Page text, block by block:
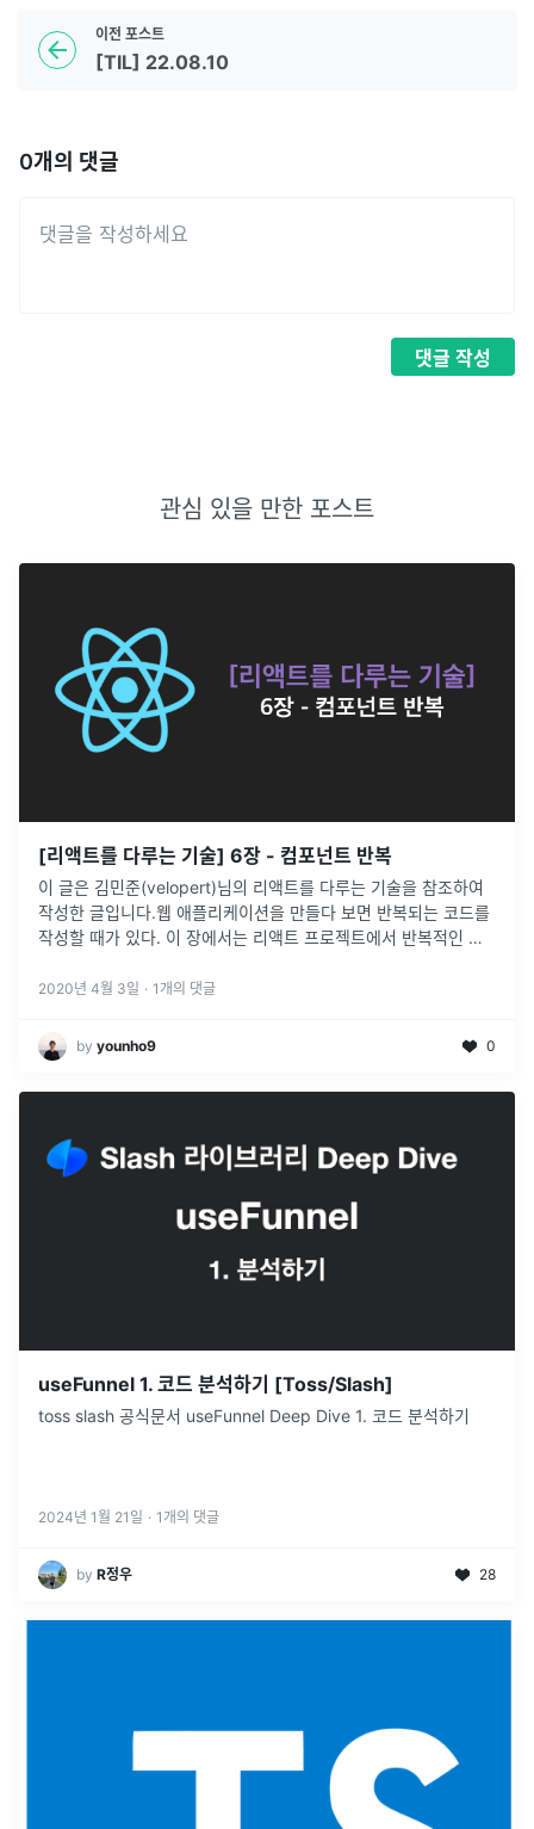
이전 포스트
[TIL] 22.08.10
0개의 댓글
댓글 작성
관심 있을 만한 포스트
[리액트를 다루는 기술] 6장 - 컴포넌트 반복
이 글은 김민준(velopert)님의 리액트를 다루는 기술을 참조하여
작성한 글입니다.웹 애플리케이션을 만들다 보면 반복되는 코드를
작성할 때가 있다. 이 장에서는 리액트 프로젝트에서 반복적인 애
트 배열 객체의 ...
2020년 4월 3일 · 1 개의 댓글
by younho9 0
useFunnel 1. 코드 분석하기 [Toss/Slash]
toss slash 공식문서 useFunnel Deep Dive 1. 코드 분석하기
2024년 1월 21일 · 1 개의 댓글
by R정우 28